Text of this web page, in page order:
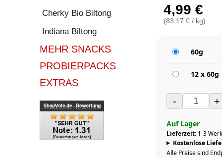
Cherky Bio Biltong
Indiana Biltong
MEHR SNACKS
PROBIERPACKS
EXTRAS
4,99 €
(83,17 € / kg)
60g
12 x 60g
- +
Auf Lager
Lieferzeit: 1-3
Kostenlose
Alle Preise sind